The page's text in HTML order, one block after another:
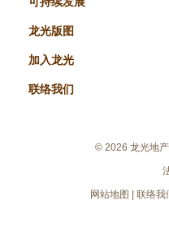
龙光版图
加入龙光
联络我们
© 2026 龙光地
网站地图 联络我